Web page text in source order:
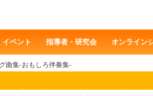
イベント 指導者・研究会 オンライン
曲集-おもしろ伴奏集-